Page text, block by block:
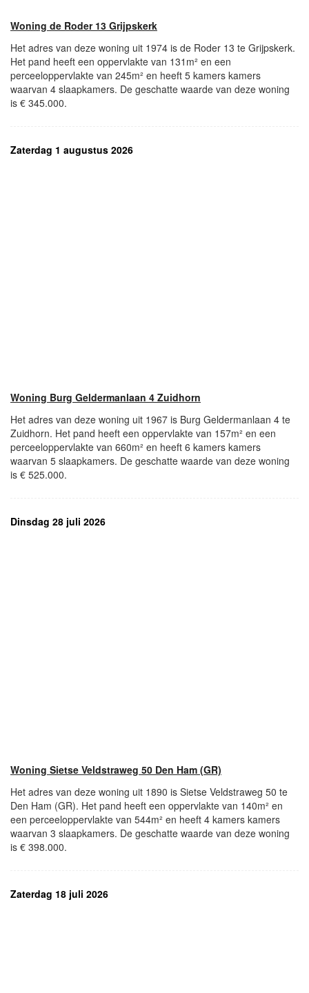
Woning de Roder 13 Grijpskerk
Het adres van deze woning uit 1974 is de Roder 13 te Grijpskerk.
Het pand heeft een oppervlakte van 131m² en een
perceeloppervlakte van 245m² en heeft 5 kamers kamers
waarvan 4 slaapkamers. De geschatte waarde van deze woning
is € 345.000.
Zaterdag 1 augustus 2026
Woning Burg Geldermanlaan 4 Zuidhorn
Het adres van deze woning uit 1967 is Burg Geldermanlaan 4 te
Zuidhorn. Het pand heeft een oppervlakte van 157m² en een
perceeloppervlakte van 660m² en heeft 6 kamers kamers
waarvan 5 slaapkamers. De geschatte waarde van deze woning
is € 525.000.
Dinsdag 28 juli 2026
Woning Sietse Veldstraweg 50 Den Ham (GR)
Het adres van deze woning uit 1890 is Sietse Veldstraweg 50 te
Den Ham (GR). Het pand heeft een oppervlakte van 140m² en
een perceeloppervlakte van 544m² en heeft 4 kamers kamers
waarvan 3 slaapkamers. De geschatte waarde van deze woning
is € 398.000.
Zaterdag 18 juli 2026